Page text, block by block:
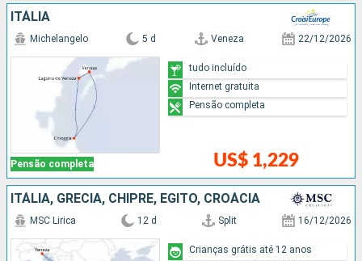
ITÁLIA
Pensão completa
Michelangelo 5 d Veneza 22/12/2026
US$ 1,229
tudo incluído
Internet gratuita
Pensão completa
ITÁLIA, GRÉCIA, CHIPRE, EGITO, CROÁCIA
MSC Lirica 12 d Split 16/12/2026
Crianças grátis até 12 anos